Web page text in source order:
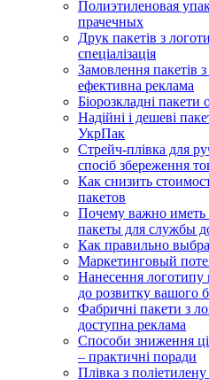
Полиэтиленовая
прачечных
Друк пакетів з
спеціалізація
Замовлення пакетів
ефективна реклама
Біорозкладні
Надійні і дешеві
УкрПак
Стрейч-плівка для
спосіб збереження
Как снизить
пакетов
Почему важно
пакеты для службы
Как правильно
Маркетинговый
Нанесення логотипу
до розвитку вашого
Фабричні пакети з
доступна реклама
Способи зниження
– практичні поради
Плівка з